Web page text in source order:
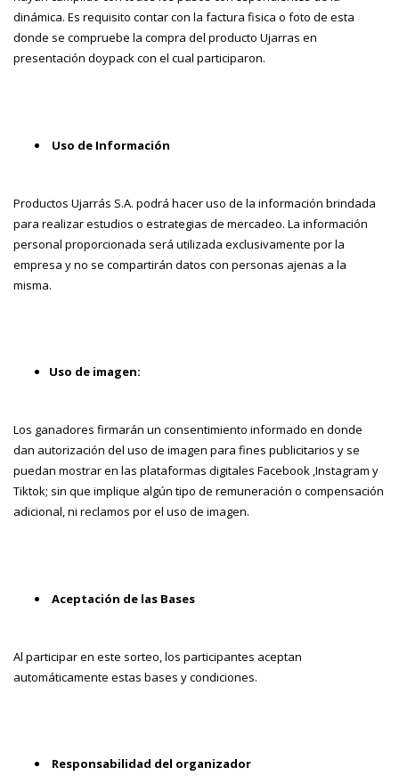
dinámica. Es requisito contar con la factura fisica o foto de esta
donde se compruebe la compra del producto Ujarras en
presentación doypack con el cual participaron.
Uso de Información
Productos Ujarrás S.A. podrá hacer uso de la información brindada
para realizar estudios o estrategias de mercadeo. La información
personal proporcionada será utilizada exclusivamente por la
empresa y no se compartirán datos con personas ajenas a la
misma.
Uso de imagen:
Los ganadores firmarán un consentimiento informado en donde
dan autorización del uso de imagen para fines publicitarios y se
puedan mostrar en las plataformas digitales Facebook ,Instagram y
Tiktok; sin que implique algún tipo de remuneración o compensación
adicional, ni reclamos por el uso de imagen.
Aceptación de las Bases
Al participar en este sorteo, los participantes aceptan
automáticamente estas bases y condiciones.
Responsabilidad del organizador